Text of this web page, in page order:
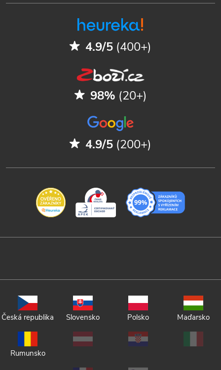
4.9/5 (400+)
98% (20+)
4.9/5 (200+)
Česká republika Slovensko Polsko Maďarsko
Rumunsko